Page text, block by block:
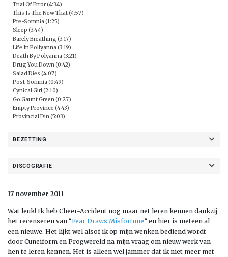
Trial Of Error (4:34)
This Is The New That (4:57)
Pre-Somnia (1:25)
Sleep (3:44)
Barely Breathing (3:17)
Life In Pollyanna (3:19)
Death By Polyanna (3:21)
Drug You Down (0:42)
Salad Dies (4:07)
Post-Somnia (0:49)
Cynical Girl (2:10)
Go Gaunt Green (0:27)
Empty Province (4:43)
Provincial Din (5:03)
BEZETTING
DISCOGRAFIE
17 november 2011
Wat leuk! Ik heb Cheer-Accident nog maar net leren kennen dankzij
het recenseren van “Fear Draws Misfortune” en hier is meteen al
een nieuwe. Het lijkt wel alsof ik op mijn wenken bediend wordt
door Cuneiform en Progwereld na mijn vraag om nieuw werk van
hen te leren kennen. Het is alleen wel jammer dat ik niet meer met